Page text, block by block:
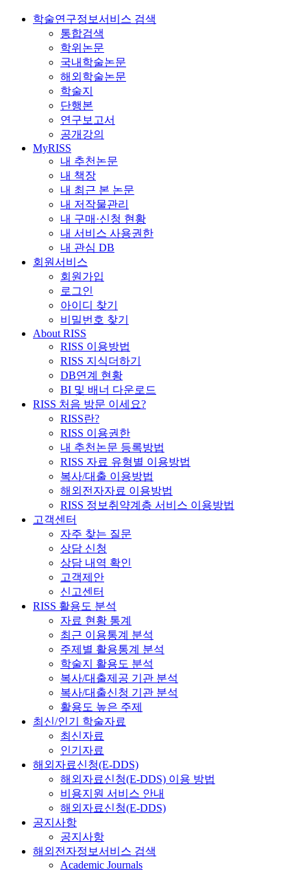
학술연구정보서비스 검색
통합검색
학위논문
국내학술논문
해외학술논문
학술지
단행본
연구보고서
공개강의
MyRISS
내 추천논문
내 책장
내 최근 본 논문
내 저작물관리
내 구매·신청 현황
내 서비스 사용권한
내 관심 DB
회원서비스
회원가입
로그인
아이디 찾기
비밀번호 찾기
About RISS
RISS 이용방법
RISS 지식더하기
DB연계 현황
BI 및 배너 다운로드
RISS 처음 방문 이세요?
RISS란?
RISS 이용권한
내 추천논문 등록방법
RISS 자료 유형별 이용방법
복사/대출 이용방법
해외전자자료 이용방법
RISS 정보취약계층 서비스 이용방법
고객센터
자주 찾는 질문
상담 신청
상담 내역 확인
고객제안
신고센터
RISS 활용도 분석
자료 현황 통계
최근 이용통계 분석
주제별 활용통계 분석
학술지 활용도 분석
복사/대출제공 기관 분석
복사/대출신청 기관 분석
활용도 높은 주제
최신/인기 학술자료
최신자료
인기자료
해외자료신청(E-DDS)
해외자료신청(E-DDS) 이용 방법
비용지원 서비스 안내
해외자료신청(E-DDS)
공지사항
공지사항
해외전자정보서비스 검색
Academic Journals